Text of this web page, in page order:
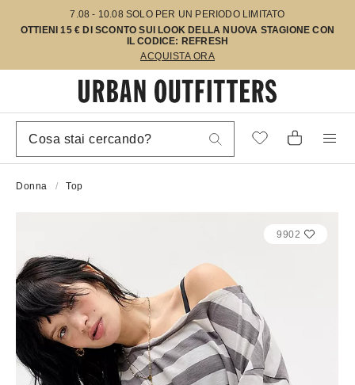
7.08 - 10.08 SOLO PER UN PERIODO LIMITATO
OTTIENI 15 € DI SCONTO SUI LOOK DELLA NUOVA STAGIONE CON
IL CODICE: REFRESH
ACQUISTA ORA
Donna Top
9902